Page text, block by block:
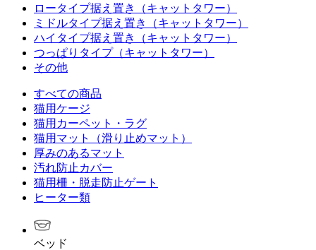
ロータイプ据え置き（キャットタワー）
ミドルタイプ据え置き（キャットタワー）
ハイタイプ据え置き（キャットタワー）
つっぱりタイプ（キャットタワー）
その他
すべての商品
猫用ケージ
猫用カーペット・ラグ
猫用マット（滑り止めマット）
厚みのあるマット
汚れ防止カバー
猫用柵・脱走防止ゲート
ヒーター類
ベッド